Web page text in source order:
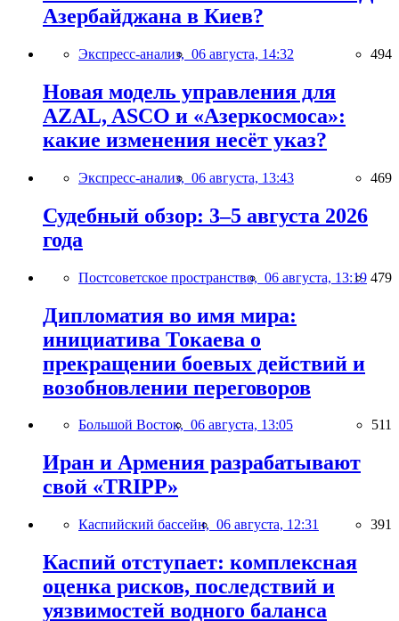
Азербайджана в Киев?
Экспресс-анализ, 06 августа, 14:32 494
Новая модель управления для
AZAL, ASCO и «Азеркосмоса»:
какие изменения несёт указ?
Экспресс-анализ, 06 августа, 13:43 469
Судебный обзор: 3–5 августа 2026
года
Постсоветское пространство, 06 августа, 13:19 479
Дипломатия во имя мира:
инициатива Токаева о
прекращении боевых действий и
возобновлении переговоров
Большой Восток, 06 августа, 13:05 511
Иран и Армения разрабатывают
свой «TRIPP»
Каспийский бассейн, 06 августа, 12:31 391
Каспий отступает: комплексная
оценка рисков, последствий и
уязвимостей водного баланса